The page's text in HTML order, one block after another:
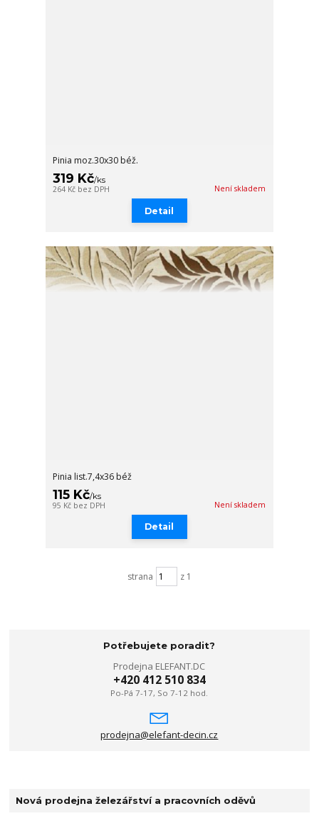
Pinia moz.30x30 béž.
319 Kč/ks
264 Kč bez DPH Není skladem
Detail
Pinia list.7,4x36 béž
115 Kč/ks
95 Kč bez DPH Není skladem
Detail
strana z 1
Potřebujete poradit?
Prodejna ELEFANT.DC
+420 412 510 834
Po-Pá 7-17, So 7-12 hod.
prodejna@elefant-decin.cz
Nová prodejna železářství a pracovních oděvů